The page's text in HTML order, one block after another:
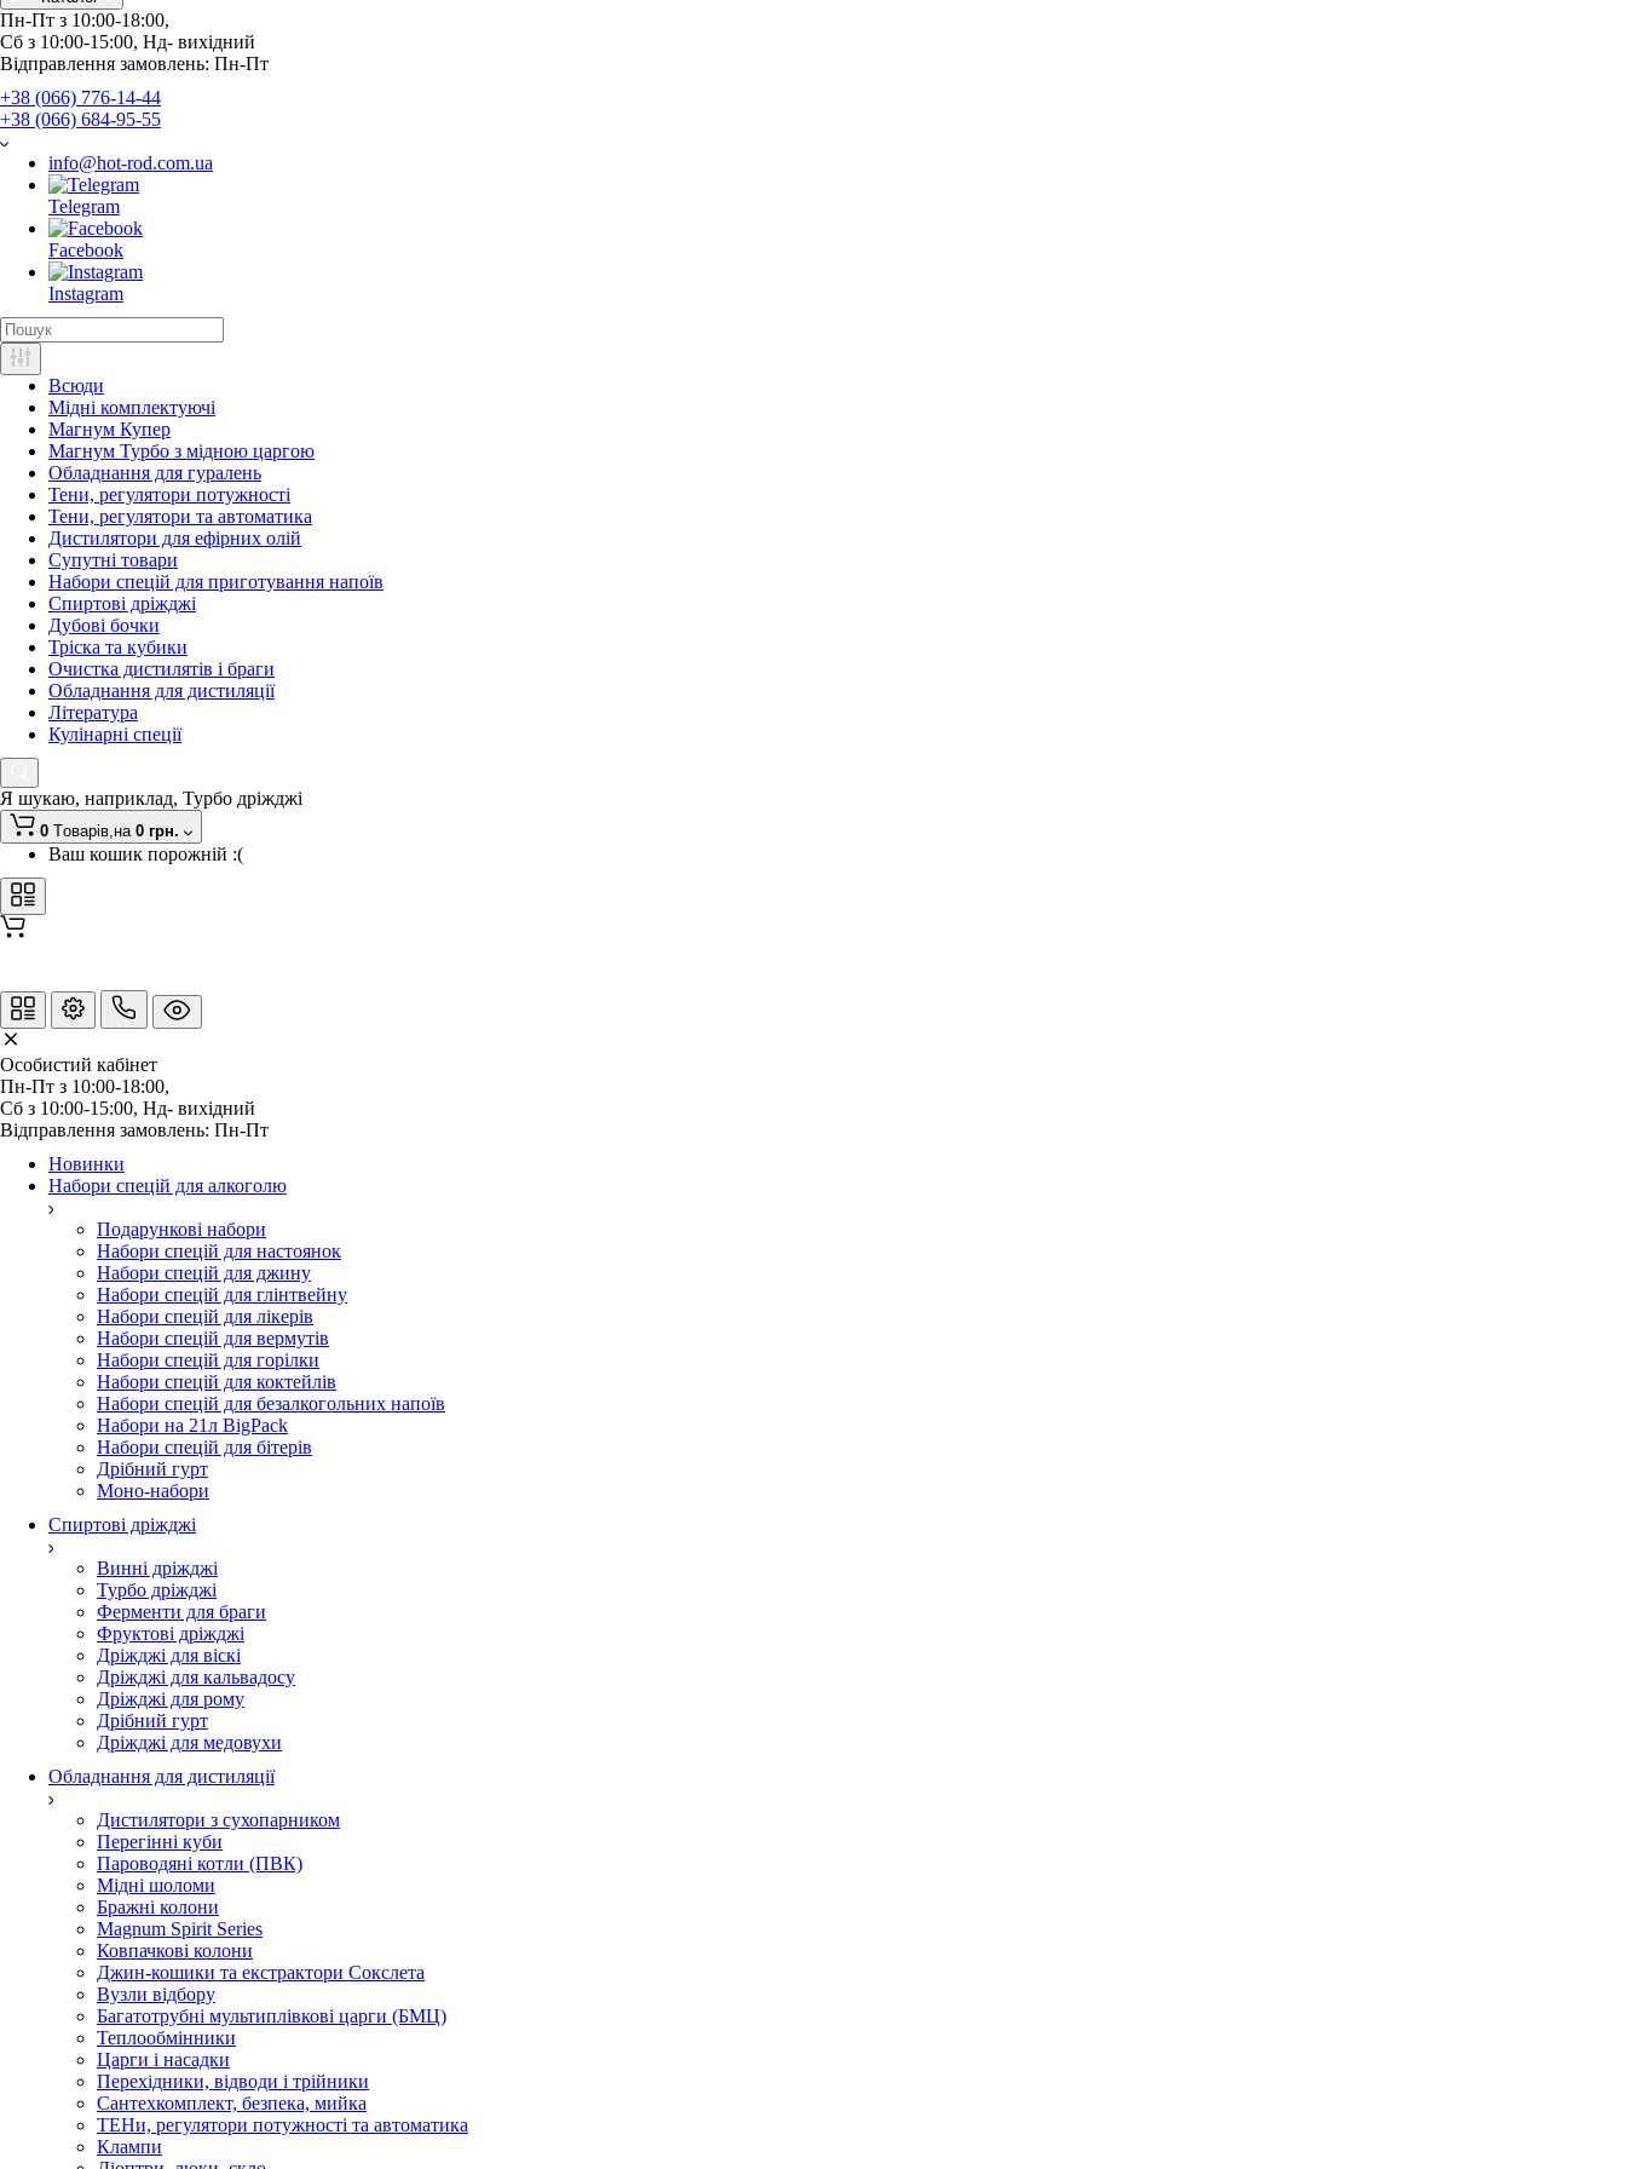
Пн-Пт з 10:00-18:00,
Відправлення замовлень: Пн-Пт
+38 (066) 776-14-44
‭+38 (066) 684-95-55‬
info@hot-rod.com.ua
Telegram
Facebook
Instagram
Всюди
Мідні комплектуючі
Магнум Купер
Магнум Турбо з мідною царгою
Обладнання для гуралень
Тени, регулятори потужності
Тени, регулятори та автоматика
Дистилятори для ефірних олій
Супутні товари
Набори спецій для приготування напоїв
Спиртові дріжджі
Дубові бочки
Тріска та кубики
Очистка дистилятів і браги
Обладнання для дистиляції
Література
Кулінарні спеції
Я шукаю, наприклад, Турбо дріжджі
0 Tоварів,на 0 грн.
Ваш кошик порожній :(
Особистий кабінет
Пн-Пт з 10:00-18:00,
Відправлення замовлень: Пн-Пт
Новинки
Набори спецій для алкоголю
Подарункові набори
Набори спецій для настоянок
Набори спецій для джину
Набори спецій для глінтвейну
Набори спецій для лікерів
Набори спецій для вермутів
Набори спецій для горілки
Набори спецій для коктейлів
Набори спецій для безалкогольних напоїв
Набори на 21л BigPack
Набори спецій для бітерів
Дрібний гурт
Моно-набори
Спиртові дріжджі
Винні дріжджі
Турбо дріжджі
Ферменти для браги
Фруктові дріжджі
Дріжджі для віскі
Дріжджі для кальвадосу
Дріжджі для рому
Дрібний гурт
Дріжджі для медовухи
Обладнання для дистиляції
Дистилятори з сухопарником
Перегінні куби
Пароводяні котли (ПВК)
Мідні шоломи
Бражні колони
Magnum Spirit Series
Ковпачкові колони
Джин-кошики та екстрактори Сокслета
Вузли відбору
Багатотрубні мультиплівкові царги (БМЦ)
Теплообмінники
Царги і насадки
Перехідники, відводи і трійники
Сантехкомплект, безпека, мийка
ТЕНи, регулятори потужності та автоматика
Клампи